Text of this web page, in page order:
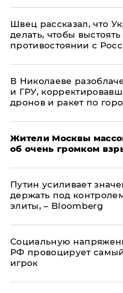
Швец рассказал, что
делать, чтобы выстоять
противостоянии с
В Николаеве
и ГРУ,
дронов и ракет по
Жители Москвы
об очень громком
Путин усиливает
держать под
элиты, – Bloomberg
Социальную
РФ провоцирует
игрок